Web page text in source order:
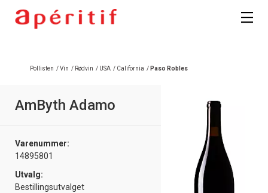
Pollisten /Vin / Rødvin / USA / California / Paso Robles
AmByth Adamo
Varenummer:
14895801
Utvalg:
Bestillingsutvalget